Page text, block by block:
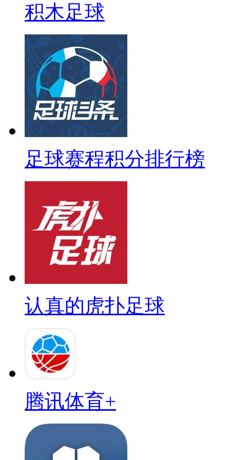
积木足球
足球赛程积分排行榜
认真的虎扑足球
腾讯体育+